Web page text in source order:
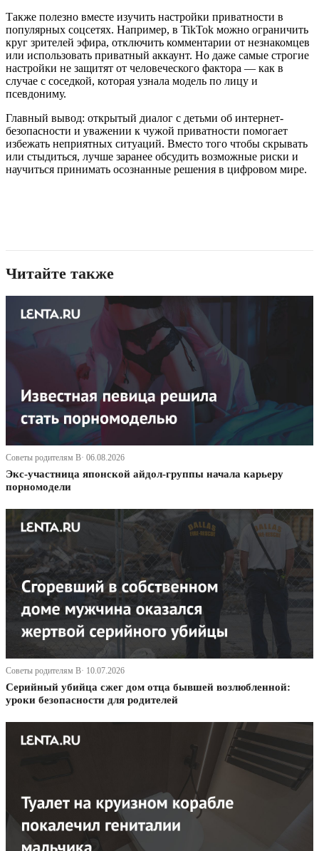
Также полезно вместе изучить настройки приватности в
популярных соцсетях. Например, в TikTok можно ограничить
круг зрителей эфира, отключить комментарии от незнакомцев
или использовать приватный аккаунт. Но даже самые строгие
настройки не защитят от человеческого фактора — как в
случае с соседкой, которая узнала модель по лицу и
псевдониму.
Главный вывод: открытый диалог с детьми об интернет-
безопасности и уважении к чужой приватности помогает
избежать неприятных ситуаций. Вместо того чтобы скрывать
или стыдиться, лучше заранее обсудить возможные риски и
научиться принимать осознанные решения в цифровом мире.
Читайте также
Советы родителям В· 06.08.2026
Экс-участница японской айдол-группы начала карьеру
порномодели
Советы родителям В· 10.07.2026
Серийный убийца сжег дом отца бывшей возлюбленной:
уроки безопасности для родителей